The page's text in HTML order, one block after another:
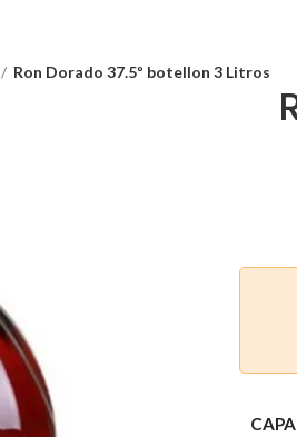
Ron Dorado 37.5º botellon 3 Litros